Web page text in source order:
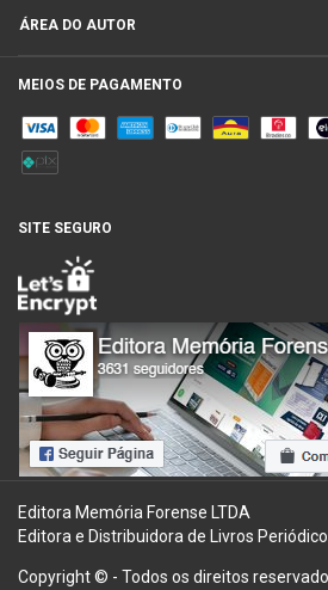
ÁREA DO AUTOR
MEIOS DE PAGAMENTO
SITE SEGURO
Editora Memória Forense LTDA
Editora e Distribuidora de Livros
Copyright © - Todos os direitos